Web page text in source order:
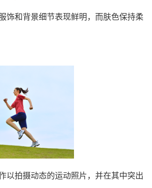
饰和背景细节表现鲜明，而肤色保持柔
以拍摄动态的运动照片，并在其中突出